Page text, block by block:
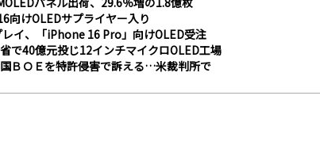
向けOLEDサプライヤー入り
イ、「iPhone 16 Pro」向けOLED受注
で40億元投じ12インチマイクロOLED工場
ＢＯＥを特許侵害で訴える…米裁判所で